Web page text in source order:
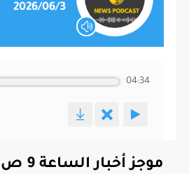
2026/06/3
04:34
موجز أخبار الساعة 9 ص 2026/06/3